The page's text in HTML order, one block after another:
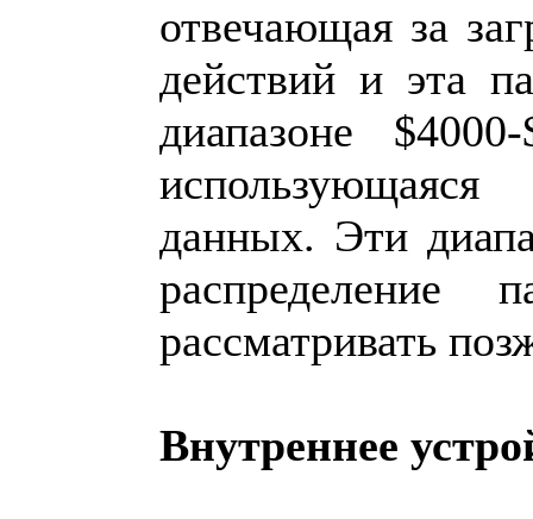
отвечающая за
действий и эта
диапазоне
данных. Эти
рассматривать
Внутреннее